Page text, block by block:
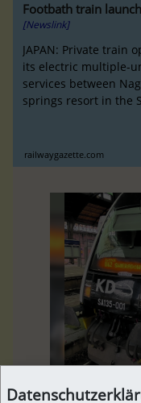
Footbath train
[Newslink]
JAPAN: Private train
its electric multiple-
services between
springs resort in the
railwaygazette.com